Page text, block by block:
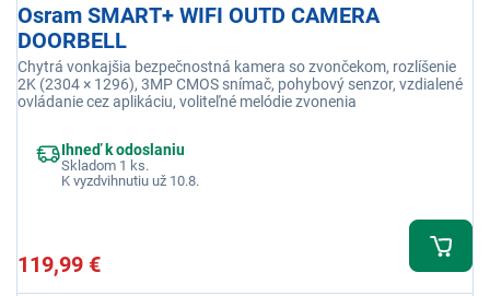
Osram SMART+ WIFI OUTD CAMERA
DOORBELL
Chytrá vonkajšia bezpečnostná kamera so zvončekom, rozlíšenie
2K (2304 × 1296), 3MP CMOS snímač, pohybový senzor, vzdialené
ovládanie cez aplikáciu, voliteľné melódie zvonenia
Ihneď k odoslaniu
Skladom 1 ks.
K vyzdvihnutiu už 10.8.
119,99 €